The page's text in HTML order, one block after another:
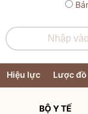
Hiệu lực Lược đồ
BỘ Y TẾ